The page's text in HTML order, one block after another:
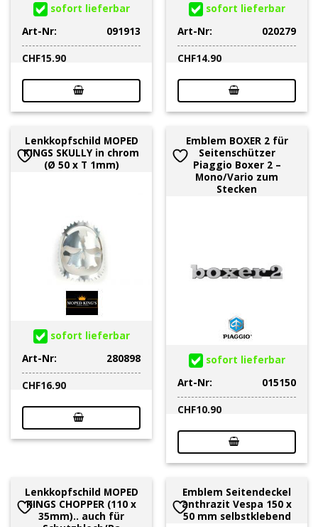
sofort lieferbar
Art-Nr:
091913
CHF15.90
sofort lieferbar
Art-Nr:
020279
CHF14.90
Lenkkopfschild MOPED
KINGS SKULLY in chrom
(Ø 50 x T 1mm)
sofort lieferbar
Art-Nr:
280898
CHF16.90
Emblem BOXER 2 für
Seitenschützer
Piaggio Boxer 2 –
Mono/Vario zum
Stecken
sofort lieferbar
Art-Nr:
015150
CHF10.90
Lenkkopfschild MOPED
KINGS CHOPPER (110 x
35mm).. auch für
Emblem Seitendeckel
anthrazit Vespa 150 x
50 mm selbstklebend